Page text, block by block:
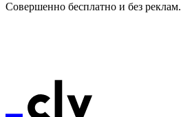
Совершенно бесплатно и без реклам.